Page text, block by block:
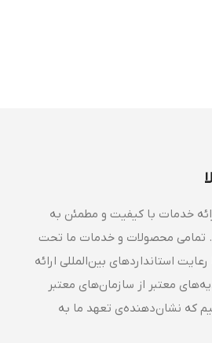
خدمات با کیفیت و مطمئن به
محصولات و خدمات ما تحت
استانداردهای بین‌المللی ارائه
معتبر از سازمان‌های معتبر
نشان‌دهنده‌ی تعهد ما به